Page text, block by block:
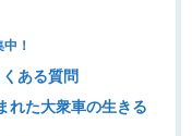
！
ある質問
れた大衆車の生きる